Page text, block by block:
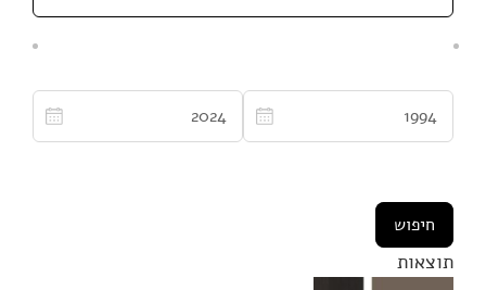
תוצאות